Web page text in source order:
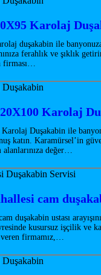
Karolaj
duşakabin ile
ferahlık ve şıklık
firması…
Karolaj
Duşakabin ile
katın. Karamürsel’in
alanlarınıza değer…
cam
duşakabin ustası
kusursuz işçilik ve
firmamız,…